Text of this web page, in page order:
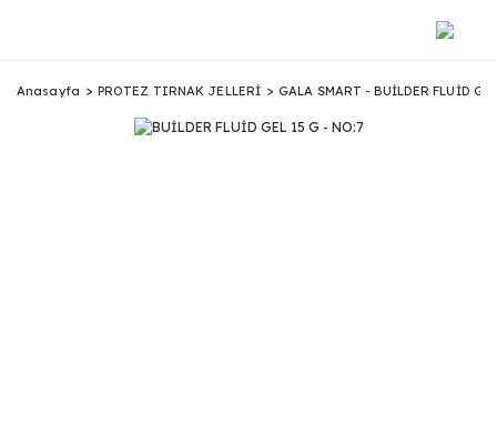
Anasayfa PROTEZ TIRNAK JELLERİ GALA SMART - BUİLDER FLUİD